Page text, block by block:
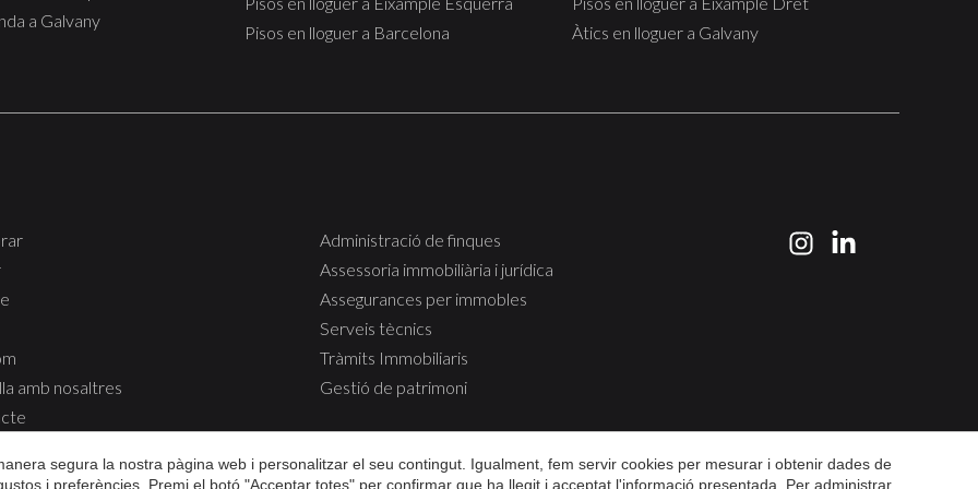
busca viure Barcelona amb comoditat i bona connexió.
a Galvany
Pisos en lloguer a Barcelona
Àtics en lloguer a Galvany
amb nosaltres
Administració de finques
Assessoria immobiliària i jurídica
Assegurances per immobles
Serveis tècnics
Tràmits Immobiliaris
Gestió de patrimoni
segura la nostra pàgina web i personalitzar el seu contingut. Igualment, fem servir cookies per mesurar i obtenir dades de
i preferències. Premi el botó "Acceptar totes" per confirmar que ha llegit i acceptat l'informació presentada. Per administrar